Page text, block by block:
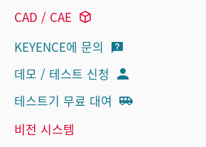
CAD / CAE
KEYENCE에 문의
데모 / 테스트 신청
테스트기 무료 대여
비전 시스템